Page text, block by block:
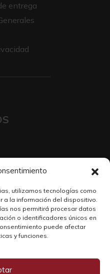
utilizamos tecnologías como
a la información del dispositivo.
nos permitirá procesar datos
o identificadores únicos en
puede afectar
y funciones.
entrega